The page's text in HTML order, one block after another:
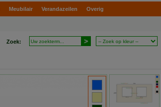
Meubilair Verandazeilen Overig
Zoek: